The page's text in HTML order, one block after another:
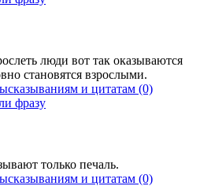
люди вот так оказываются
становятся взрослыми.
(0)
только печаль.
(0)